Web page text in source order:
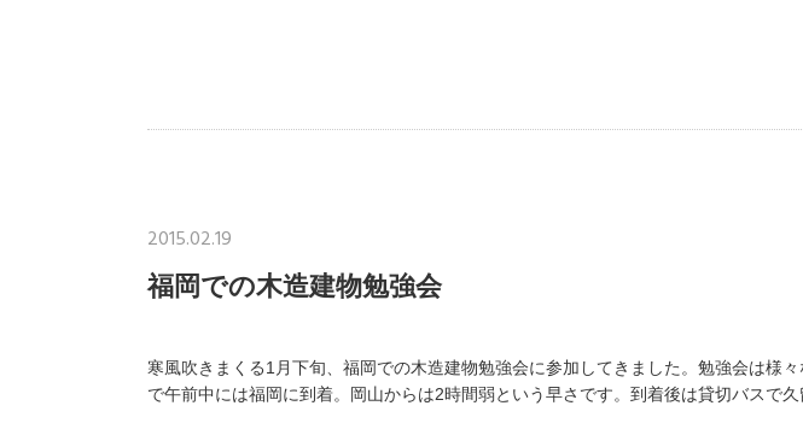
2015.02.19
福岡での木造建物勉強会
寒風吹きまくる1月下旬、福岡での木造建物勉強会に参加してきました。勉強会は様
で午前中には福岡に到着。岡山からは2時間弱という早さです。到着後は貸切バスで